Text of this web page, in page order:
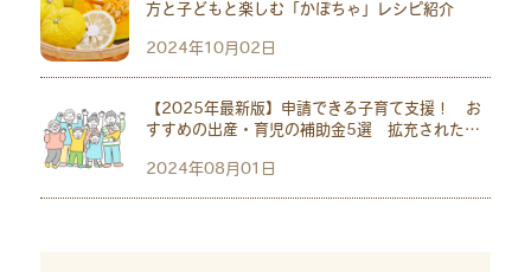
方と子どもと楽しむ「かぼちゃ」レシピ紹介
2024年10月02日
【2025年最新版】申請できる子育て支援！ お
すすめの出産・育児の補助金5選 拡充された児
2024年08月01日